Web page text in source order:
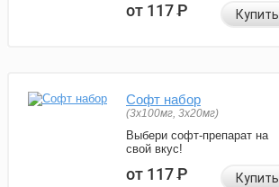
от 117Р Купить
Софт набор
(3x100мг, 3x20мг)
Выбери софт-препарат на
свой вкус!
от 117Р Купить